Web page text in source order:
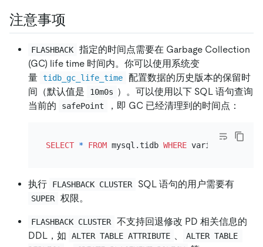
注意事项
FLASHBACK
指定的时间点需要在 Garbage Collection
(GC) life time 时间内。你可以使用系统变
量 tidb_gc_life_time
配置数据的历史版本的保留时
间（默认值是
10m0s ）。可以使用以下 SQL 语句查询
当前的
safePoint ，即 GC 已经清理到的时间点：
SELECT * FROM mysql.tidb WHERE variable_name
执行 FLASHBACK CLUSTER SQL 语句的用户需要有
SUPER 权限。
FLASHBACK CLUSTER
不支持回退修改 PD 相关信息的
DDL，如
ALTER TABLE ATTRIBUTE 、
ALTER TABLE